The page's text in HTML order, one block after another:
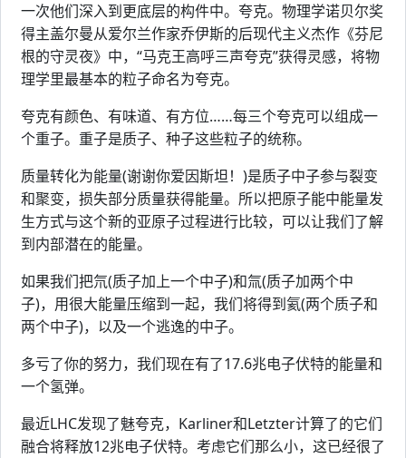
一次他们深入到更底层的构件中。夸克。物理学诺贝尔奖
得主盖尔曼从爱尔兰作家乔伊斯的后现代主义杰作《芬尼
根的守灵夜》中，“马克王高呼三声夸克”获得灵感，将物
理学里最基本的粒子命名为夸克。
夸克有颜色、有味道、有方位……每三个夸克可以组成一
个重子。重子是质子、种子这些粒子的统称。
质量转化为能量(谢谢你爱因斯坦！)是质子中子参与裂变
和聚变，损失部分质量获得能量。所以把原子能中能量发
生方式与这个新的亚原子过程进行比较，可以让我们了解
到内部潜在的能量。
如果我们把氘(质子加上一个中子)和氚(质子加两个中
子)，用很大能量压缩到一起，我们将得到氦(两个质子和
两个中子)，以及一个逃逸的中子。
多亏了你的努力，我们现在有了17.6兆电子伏特的能量和
一个氢弹。
最近LHC发现了魅夸克，Karliner和Letzter计算了的它们
融合将释放12兆电子伏特。考虑它们那么小，这已经很了